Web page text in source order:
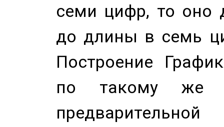
семи цифр, то оно
до длины в семь
Построение
по такому же